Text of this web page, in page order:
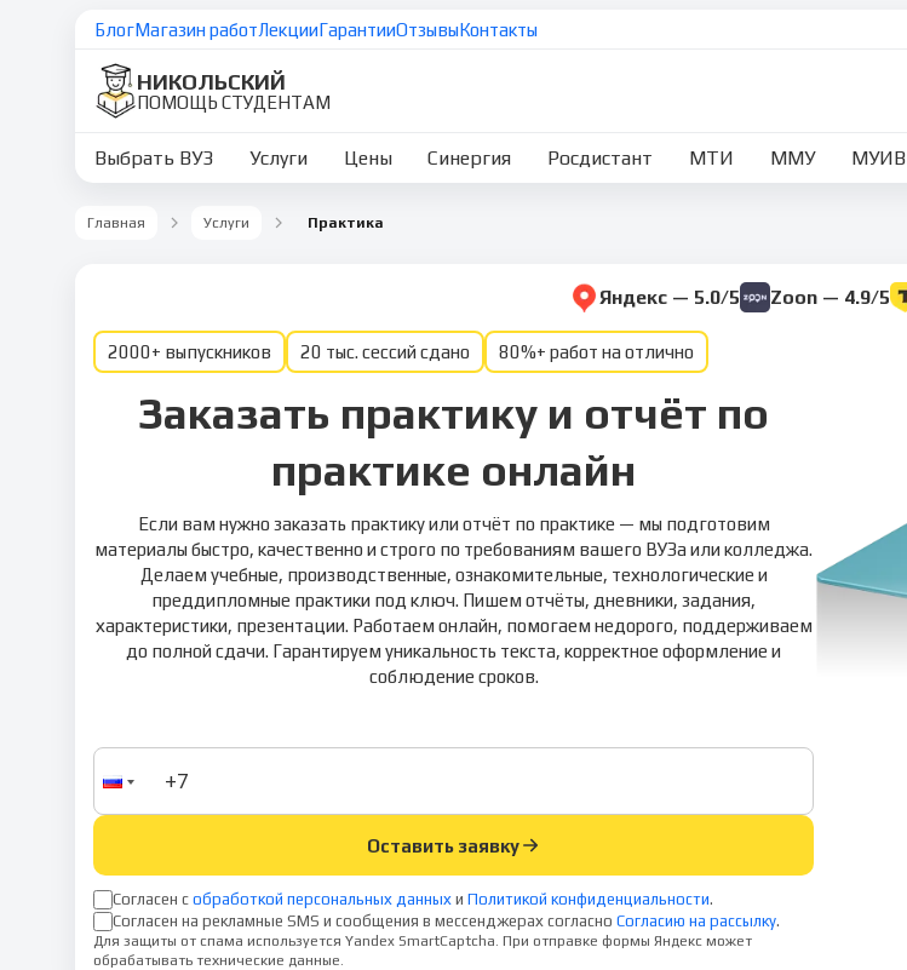
БлогМагазин работЛекцииГарантииОтзывыКонтакты
НИКОЛЬСКИЙ
ПОМОЩЬ СТУДЕНТАМ
Выбрать ВУЗ Услуги Цены Синергия Росдистант МТИ ММУ МУИВ
Главная Услуги Практика
Яндекс — 5.0/5 Zoon — 4.9/5
2000+ выпускников 20 тыс. сессий сдано 80%+ работ на отлично
Заказать практику и отчёт по
практике онлайн
Если вам нужно заказать практику или отчёт по практике — мы подготовим
материалы быстро, качественно и строго по требованиям вашего ВУЗа или колледжа.
Делаем учебные, производственные, ознакомительные, технологические и
преддипломные практики под ключ. Пишем отчёты, дневники, задания,
характеристики, презентации. Работаем онлайн, помогаем недорого, поддерживаем
до полной сдачи. Гарантируем уникальность текста, корректное оформление и
соблюдение сроков.
Оставить заявку
Согласен с обработкой персональных данных и Политикой конфиденциальности.
Согласен на рекламные SMS и сообщения в мессенджерах согласно Согласию на рассылку.
Для защиты от спама используется Yandex SmartCaptcha. При отправке формы Яндекс может
обрабатывать технические данные.